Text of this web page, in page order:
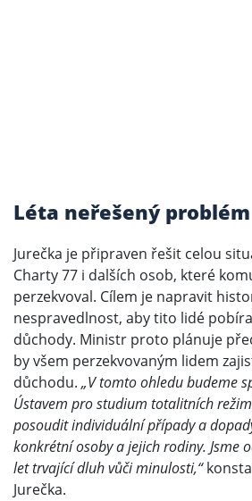
Léta neřešený problém
Jurečka je připraven řešit celou
Charty 77 i dalších osob, které
perzekvoval. Cílem je napravit
nespravedlnost, aby tito lidé
důchody. Ministr proto plánuje
by všem perzekvovaným lidem
důchodu. „V tomto ohledu budeme
Ústavem pro studium totalitních
posoudit individuální případy a
konkrétní osoby a jejich rodiny. Jsme
let trvající dluh vůči minulosti,“
Jurečka.